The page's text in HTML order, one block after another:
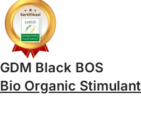
GDM Black BOS
Bio Organic Stimulant